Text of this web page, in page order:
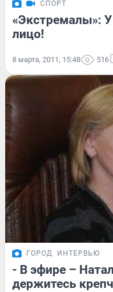
СПОРТ
«Экстремалы»:
лицо!
8 марта, 2011, 15:48 516
ГОРОД ИНТЕРВЬЮ
- В эфире –
держитесь